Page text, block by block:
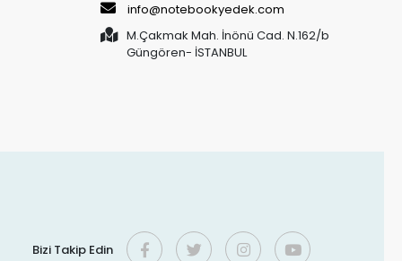
info@notebookyedek.com
M.Çakmak Mah. İnönü Cad. N.162/b
Güngören- İSTANBUL
Bizi Takip Edin